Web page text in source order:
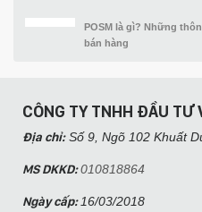
POSM là gì? Những
bán hàng
CÔNG TY TNHH ĐẦU TƯ
Địa chỉ:Số 9, Ngõ 102 Khuất
MS DKKD:010818864
Ngày cấp: 16/03/2018